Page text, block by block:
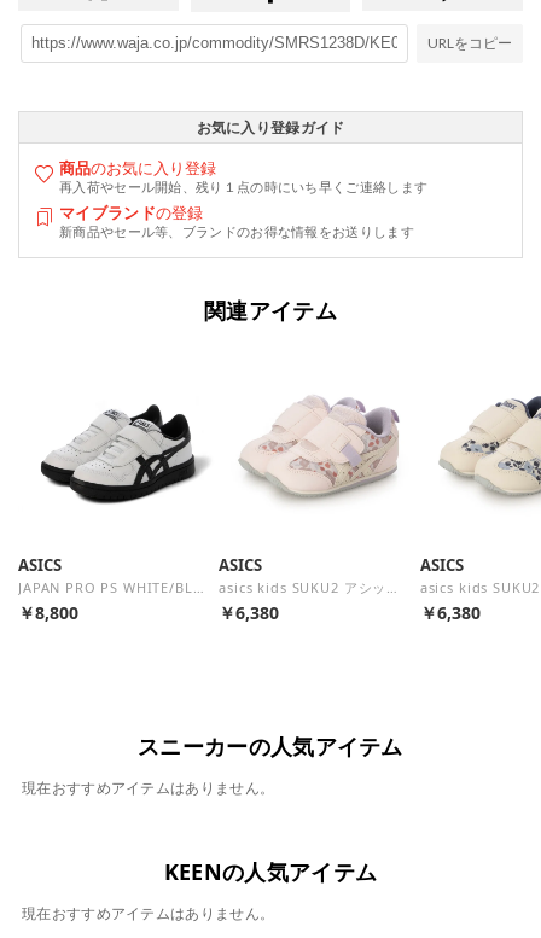
URLをコピー
お気に入り登録ガイド
商品のお気に入り登録
再入荷やセール開始、残り１点の時にいち早くご連絡します
マイブランドの登録
新商品やセール等、ブランドのお得な情報をお送りします
関連アイテム
ASICS
JAPAN PRO PS WHITE/BLACK （ホワイト×ブラック）
￥8,800
ASICS
asics kids SUKU2 アシックスキッズ スクスク キッズ ベビー スニーカー ベルクロ 足育 IDAHO BABY KT-ES G 1144A373 （ピンク）
￥6,380
ASICS
￥6,380
スニーカーの人気アイテム
現在おすすめアイテムはありません。
KEENの人気アイテム
現在おすすめアイテムはありません。